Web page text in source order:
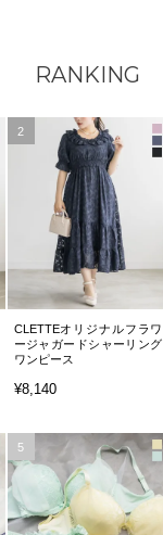
RANKING
2
CLETTEオリジナルフラワ
ージャガードシャーリング
ワンピース
¥8,140
5